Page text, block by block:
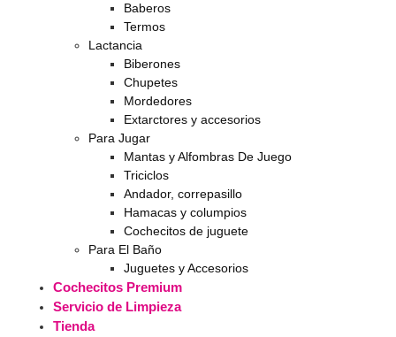
Baberos
Termos
Lactancia
Biberones
Chupetes
Mordedores
Extarctores y accesorios
Para Jugar
Mantas y Alfombras De Juego
Triciclos
Andador, correpasillo
Hamacas y columpios
Cochecitos de juguete
Para El Baño
Juguetes y Accesorios
Cochecitos Premium
Servicio de Limpieza
Tienda